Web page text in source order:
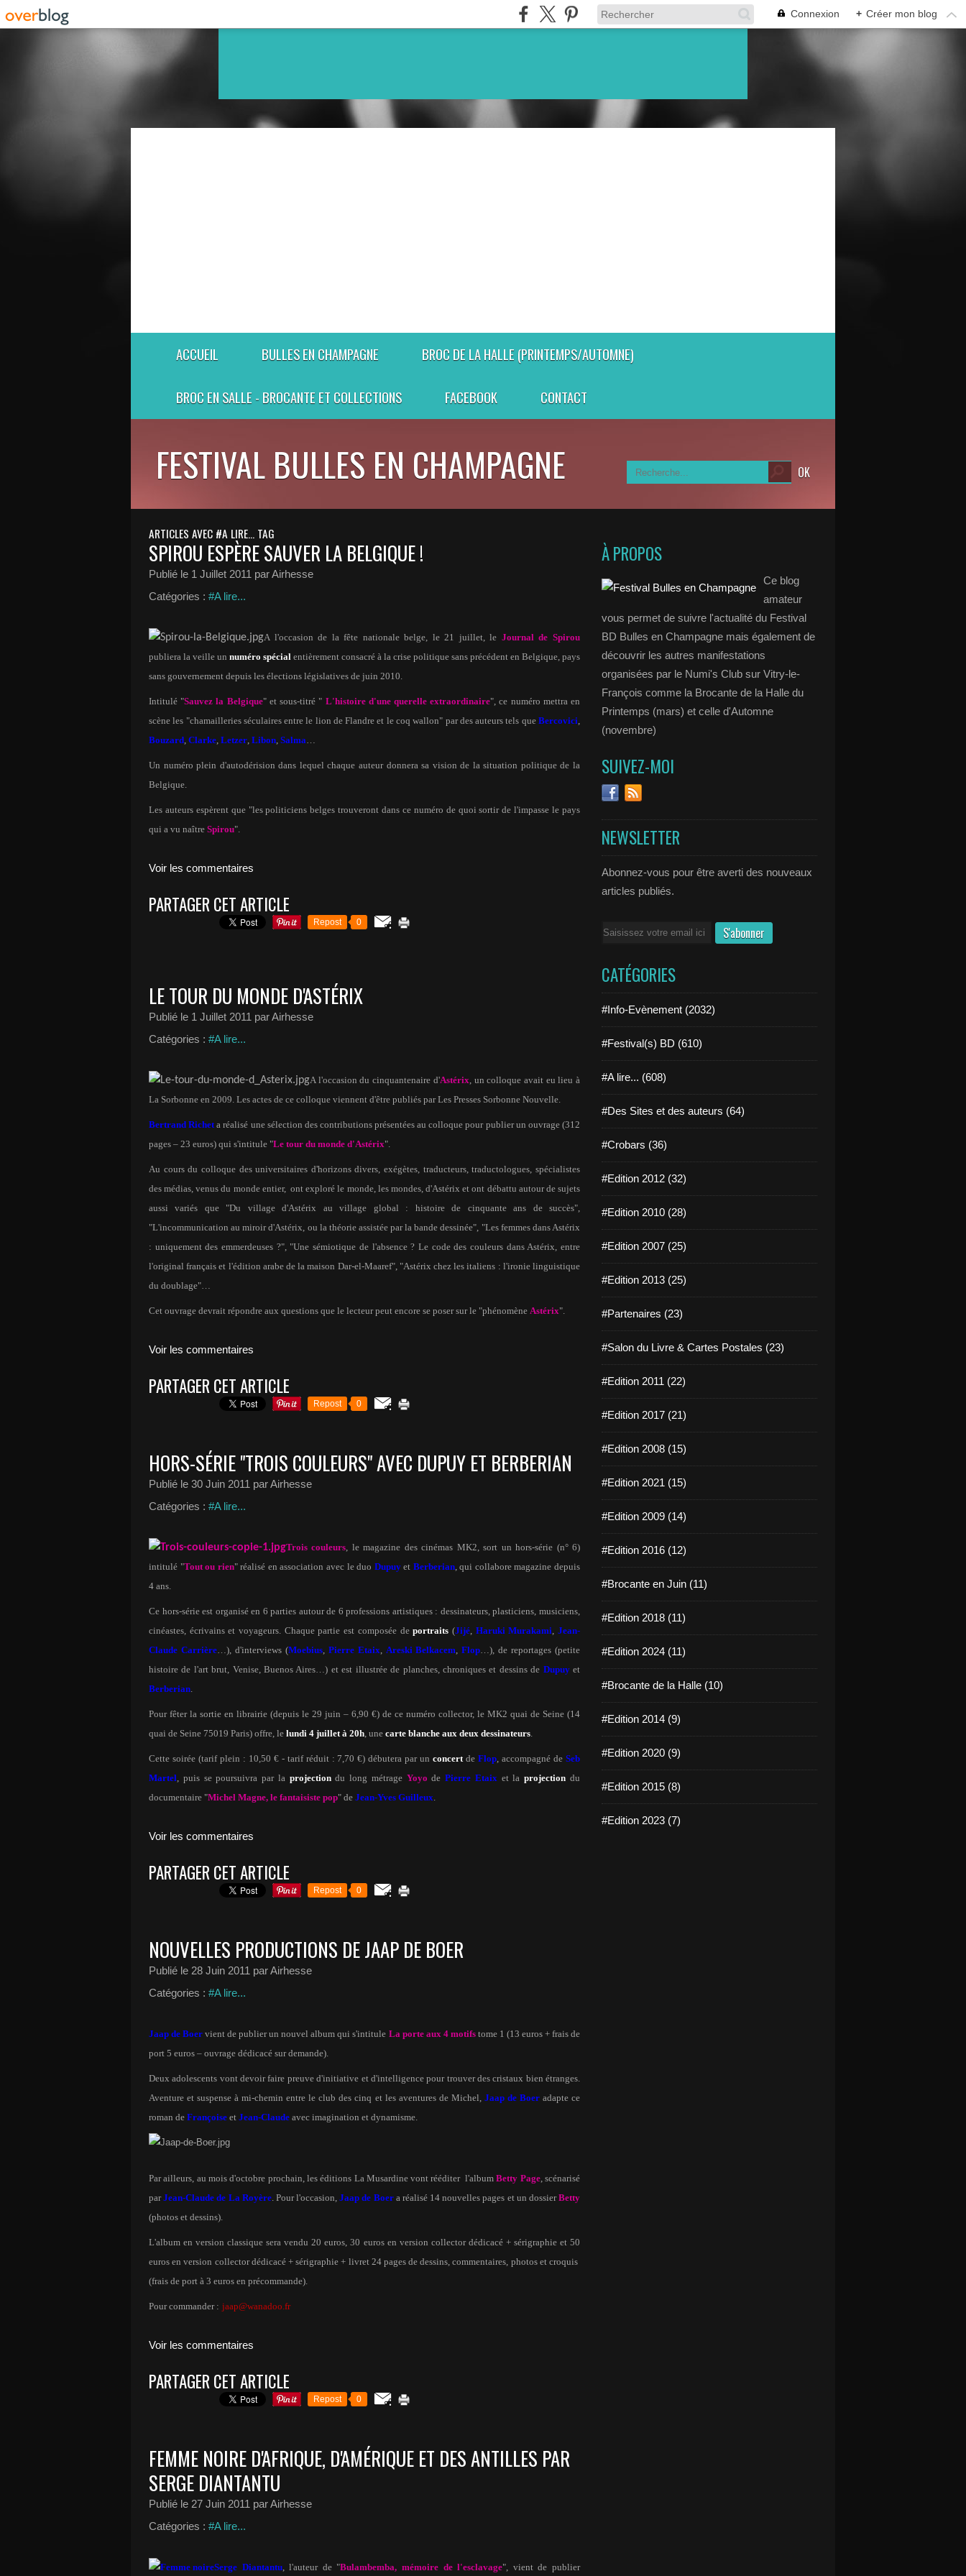
Connexion + Créer mon blog
ACCUEIL BULLES EN CHAMPAGNE BROC DE LA HALLE (PRINTEMPS/AUTOMNE)
BROC EN SALLE - BROCANTE ET COLLECTIONS FACEBOOK CONTACT
FESTIVAL BULLES EN CHAMPAGNE
ARTICLES AVEC #A LIRE... TAG
SPIROU ESPÈRE SAUVER LA BELGIQUE !
Publié le 1 Juillet 2011 par Airhesse
Catégories : #A lire...
A l'occasion de la fête nationale belge, le 21 juillet, le Journal de Spirou
publiera la veille un numéro spécial entièrement consacré à la crise politique sans précédent en Belgique, pays
sans gouvernement depuis les élections législatives de juin 2010.
Intitulé "Sauvez la Belgique" et sous-titré " L'histoire d'une querelle extraordinaire", ce numéro mettra en
scène les "chamailleries séculaires entre le lion de Flandre et le coq wallon" par des auteurs tels que Bercovici,
Bouzard, Clarke, Letzer, Libon, Salma…
Un numéro plein d'autodérision dans lequel chaque auteur donnera sa vision de la situation politique de la
Belgique.
Les auteurs espèrent que "les politiciens belges trouveront dans ce numéro de quoi sortir de l'impasse le pays
qui a vu naître Spirou".
Voir les commentaires
PARTAGER CET ARTICLE
Repost 0
LE TOUR DU MONDE D'ASTÉRIX
Publié le 1 Juillet 2011 par Airhesse
Catégories : #A lire...
A l'occasion du cinquantenaire d'Astérix, un colloque avait eu lieu à
La Sorbonne en 2009. Les actes de ce colloque viennent d'être publiés par Les Presses Sorbonne Nouvelle.
Bertrand Richeta réalisé une sélection des contributions présentées au colloque pour publier un ouvrage (312
pages – 23 euros) qui s'intitule "Le tour du monde d'Astérix".
Au cours du colloque des universitaires d'horizons divers, exégètes, traducteurs, traductologues, spécialistes
des médias, venus du monde entier, ont exploré le monde, les mondes, d'Astérix et ont débattu autour de sujets
aussi variés que "Du village d'Astérix au village global : histoire de cinquante ans de succès",
"L'incommunication au miroir d'Astérix, ou la théorie assistée par la bande dessinée", "Les femmes dans Astérix
: uniquement des emmerdeuses ?", "Une sémiotique de l'absence ? Le code des couleurs dans Astérix, entre
l'original français et l'édition arabe de la maison Dar-el-Maaref", "Astérix chez les italiens : l'ironie linguistique
du doublage"…
Cet ouvrage devrait répondre aux questions que le lecteur peut encore se poser sur le "phénomène Astérix".
Voir les commentaires
PARTAGER CET ARTICLE
Repost 0
HORS-SÉRIE "TROIS COULEURS" AVEC DUPUY ET BERBERIAN
Publié le 30 Juin 2011 par Airhesse
Catégories : #A lire...
Trois couleurs, le magazine des cinémas MK2, sort un hors-série (n° 6)
intitulé "Tout ou rien" réalisé en association avec le duo Dupuyet Berberian, qui collabore magazine depuis
4 ans.
Ce hors-série est organisé en 6 parties autour de 6 professions artistiques : dessinateurs, plasticiens, musiciens,
cinéastes, écrivains et voyageurs. Chaque partie est composée deportraits (Jijé, Haruki Murakami,Jean-
Claude Carrière…), d'interviews (Moebius, Pierre Etaix, Areski Belkacem,Flop…), de reportages (petite
histoire de l'art brut, Venise, Buenos Aires…) et est illustrée de planches, chroniques et dessins de Dupuyet
Berberian.
Pour fêter la sortie en librairie (depuis le 29 juin – 6,90 €) de ce numéro collector, le MK2 quai de Seine (14
quai de Seine 75019 Paris) offre, le lundi 4 juillet à 20h, une carte blanche aux deux dessinateurs.
Cette soirée (tarif plein : 10,50 € - tarif réduit : 7,70 €) débutera par unconcertdeFlop, accompagné deSeb
Martel, puis se poursuivra par la projectiondu long métrage Yoyo dePierre Etaixet laprojection du
documentaire "Michel Magne, le fantaisiste pop" de Jean-Yves Guilleux.
Voir les commentaires
PARTAGER CET ARTICLE
Repost 0
NOUVELLES PRODUCTIONS DE JAAP DE BOER
Publié le 28 Juin 2011 par Airhesse
Catégories : #A lire...
Jaap de Boer vient de publier un nouvel album qui s'intitule La porte aux 4 motifstome 1 (13 euros + frais de
port 5 euros – ouvrage dédicacé sur demande).
Deux adolescents vont devoir faire preuve d'initiative et d'intelligence pour trouver des cristaux bien étranges.
Aventure et suspense à mi-chemin entre le club des cinq et les aventures de Michel, Jaap de Boeradapte ce
roman de Françoise et Jean-Claude avec imagination et dynamisme.
Par ailleurs, au mois d'octobre prochain, les éditions La Musardine vont rééditer l'albumBetty Page, scénarisé
parJean-Claude de La Royère. Pour l'occasion,Jaap de Boera réalisé 14 nouvelles pages et un dossierBetty
(photos et dessins).
L'album en version classique sera vendu 20 euros, 30 euros en version collector dédicacé + sérigraphie et 50
euros en version collector dédicacé + sérigraphie + livret 24 pages de dessins, commentaires, photos et croquis
(frais de port à 3 euros en précommande).
Pour commander : jaap@wanadoo.fr
Voir les commentaires
PARTAGER CET ARTICLE
Repost 0
FEMME NOIRE D'AFRIQUE, D'AMÉRIQUE ET DES ANTILLES PAR
SERGE DIANTANTU
Publié le 27 Juin 2011 par Airhesse
Catégories : #A lire...
Serge Diantantu, l'auteur de "Bulambemba, mémoire de l'esclavage", vient de publier
À PROPOS
Ce blog
amateur
vous permet de suivre l'actualité du Festival
BD Bulles en Champagne mais également de
découvrir les autres manifestations
organisées par le Numi's Club sur Vitry-le-
François comme la Brocante de la Halle du
Printemps (mars) et celle d'Automne
(novembre)
SUIVEZ-MOI
NEWSLETTER
Abonnez-vous pour être averti des nouveaux
articles publiés.
Email
CATÉGORIES
#Info-Evènement (2032)
#Festival(s) BD (610)
#A lire... (608)
#Des Sites et des auteurs (64)
#Crobars (36)
#Edition 2012 (32)
#Edition 2010 (28)
#Edition 2007 (25)
#Edition 2013 (25)
#Partenaires (23)
#Salon du Livre & Cartes Postales (23)
#Edition 2011 (22)
#Edition 2017 (21)
#Edition 2008 (15)
#Edition 2021 (15)
#Edition 2009 (14)
#Edition 2016 (12)
#Brocante en Juin (11)
#Edition 2018 (11)
#Edition 2024 (11)
#Brocante de la Halle (10)
#Edition 2014 (9)
#Edition 2020 (9)
#Edition 2015 (8)
#Edition 2023 (7)